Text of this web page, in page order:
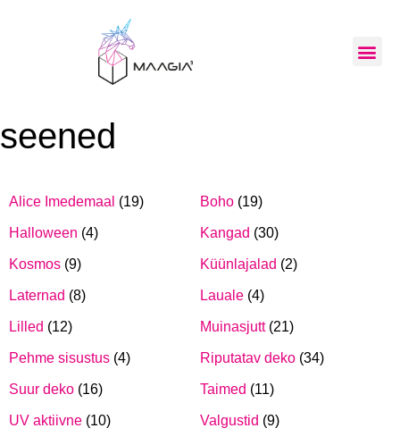
seened
Alice Imedemaal (19) Boho (19)
Halloween (4) Kangad (30)
Kosmos (9) Küünlajalad (2)
Laternad (8) Lauale (4)
Lilled (12) Muinasjutt (21)
Pehme sisustus (4) Riputatav deko (34)
Suur deko (16) Taimed (11)
UV aktiivne (10) Valgustid (9)